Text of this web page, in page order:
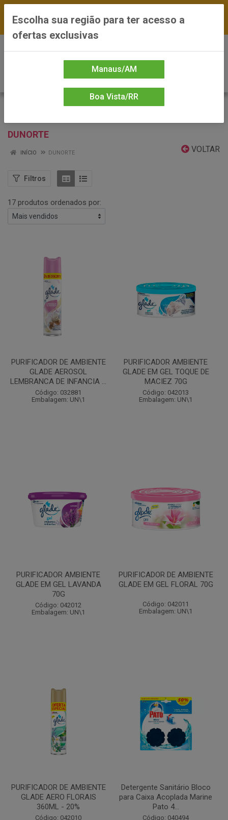
*Preços exclusivos do site — Entrega em até 24h
DUNORTE
VOLTAR
INÍCIO DUNORTE
Filtros
17 produtos ordenados por:
PURIFICADOR DE AMBIENTE
GLADE AEROSOL
LEMBRANCA DE INFANCIA ...
Código: 032881
Embalagem: UN\1
PURIFICADOR AMBIENTE
GLADE EM GEL TOQUE DE
MACIEZ 70G
Código: 042013
Embalagem: UN\1
PURIFICADOR AMBIENTE
GLADE EM GEL LAVANDA
70G
Código: 042012
Embalagem: UN\1
PURIFICADOR DE AMBIENTE
GLADE EM GEL FLORAL 70G
Código: 042011
Embalagem: UN\1
PURIFICADOR DE AMBIENTE
GLADE AERO FLORAIS
360ML - 20%
Código: 042010
Detergente Sanitário Bloco
para Caixa Acoplada Marine
Pato 4...
Código: 040494
Escolha sua região para ter acesso a
ofertas exclusivas
Manaus/AM
Boa Vista/RR